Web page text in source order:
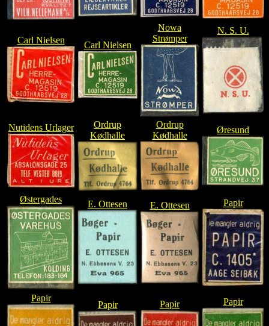
Carl Nielsen Carl Nielsen
Nowa
Strømper
N. S. U.
Nutidens Urlager
Ordrup
Kødhalle
Ordrup
Kødhalle
Øresund
Østergades E. Ottesen E. Ottesen Papir
Papir
Papir Papir Papir